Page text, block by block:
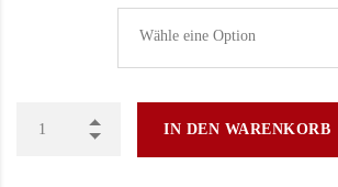
IN DEN WARENKORB